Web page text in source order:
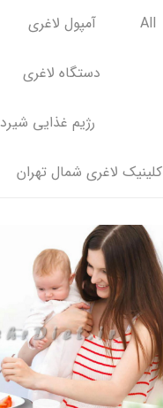
All آمپول لاغری
دستگاه لاغری
رژیم غذایی
کلینیک لاغری شمال تهران